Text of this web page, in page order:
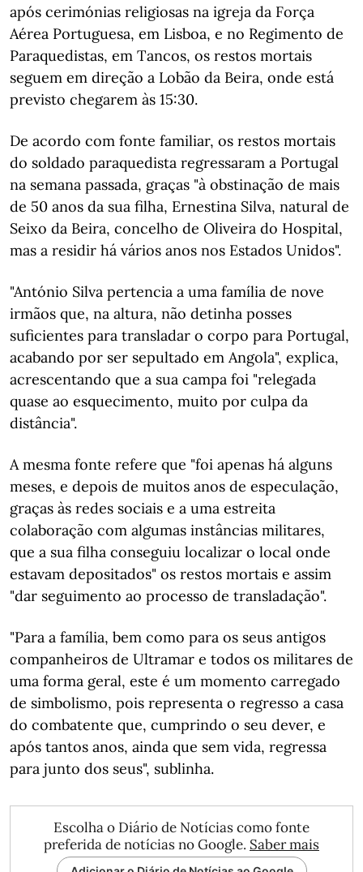
após cerimónias religiosas na igreja da Força
Aérea Portuguesa, em Lisboa, e no Regimento de
Paraquedistas, em Tancos, os restos mortais
seguem em direção a Lobão da Beira, onde está
previsto chegarem às 15:30.
De acordo com fonte familiar, os restos mortais
do soldado paraquedista regressaram a Portugal
na semana passada, graças "à obstinação de mais
de 50 anos da sua filha, Ernestina Silva, natural de
Seixo da Beira, concelho de Oliveira do Hospital,
mas a residir há vários anos nos Estados Unidos".
"António Silva pertencia a uma família de nove
irmãos que, na altura, não detinha posses
suficientes para transladar o corpo para Portugal,
acabando por ser sepultado em Angola", explica,
acrescentando que a sua campa foi "relegada
quase ao esquecimento, muito por culpa da
distância".
A mesma fonte refere que "foi apenas há alguns
meses, e depois de muitos anos de especulação,
graças às redes sociais e a uma estreita
colaboração com algumas instâncias militares,
que a sua filha conseguiu localizar o local onde
estavam depositados" os restos mortais e assim
"dar seguimento ao processo de transladação".
"Para a família, bem como para os seus antigos
companheiros de Ultramar e todos os militares de
uma forma geral, este é um momento carregado
de simbolismo, pois representa o regresso a casa
do combatente que, cumprindo o seu dever, e
após tantos anos, ainda que sem vida, regressa
para junto dos seus", sublinha.
Escolha o Diário de Notícias como fonte
preferida de notícias no Google. Saber mais